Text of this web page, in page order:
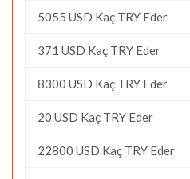
5055 USD Kaç TRY Eder
371 USD Kaç TRY Eder
8300 USD Kaç TRY Eder
20 USD Kaç TRY Eder
22800 USD Kaç TRY Eder